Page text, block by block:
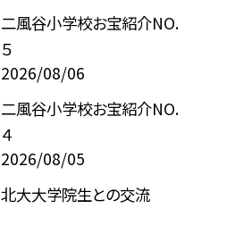
二風谷小学校お宝紹介NO.
５
2026/08/06
二風谷小学校お宝紹介NO.
４
2026/08/05
北大大学院生との交流